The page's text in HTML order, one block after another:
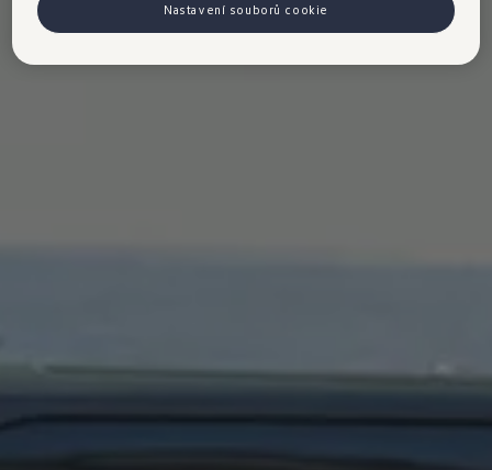
Nastavení souborů cookie